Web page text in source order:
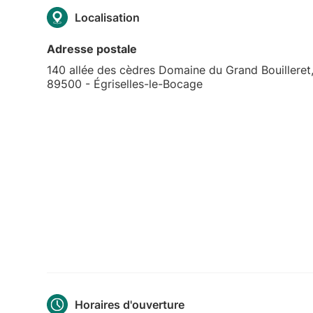
Localisation
Adresse postale
140 allée des cèdres Domaine du Grand
89500 - Égriselles-le-Bocage
Horaires d'ouverture